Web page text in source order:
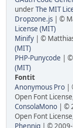
underThe MIT
Dropzone.js | ©
License (MIT)
Minify | ©
(MIT)
PHP-Punycode |
(MIT)
Fontit
Anonymous Pro |
Open Font
ConsolaMono | ©
Open Font
Phennig | ©